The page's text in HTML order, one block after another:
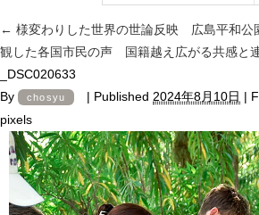
← 様変わりした世界の世論反映 広島平和公
観した各国市民の声 国籍越え広がる共感と
_DSC020633
By
chosyu | Published 2024年8月10日 |
pixels